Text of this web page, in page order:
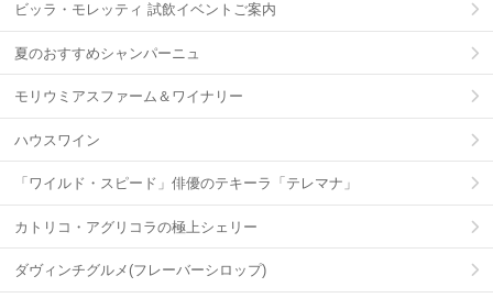
ビッラ・モレッティ 試飲イベントご案内
夏のおすすめシャンパーニュ
モリウミアスファーム＆ワイナリー
ハウスワイン
「ワイルド・スピード」俳優のテキーラ「テレマナ」
カトリコ・アグリコラの極上シェリー
ダヴィンチグルメ(フレーバーシロップ)